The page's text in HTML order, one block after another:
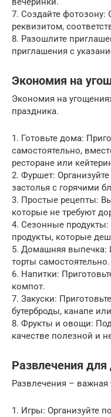
7. Создайте фотозону:
реквизитом,
8. Разошлите
приглашения с
Экономия на
Экономия на
праздника.
1. Готовьте дома:
самостоятельно,
ресторане или
2. Фуршет:
застолья с горячими
3. Простые рецепты:
которые не требуют
4. Сезонные
продукты, которые
5. Домашняя выпечка:
торты самостоятельно.
6. Напитки:
компот.
7. Закуски:
бутерброды, канапе
8. Фрукты и овощи:
качестве полезной и
Развлечения
Развлечения – важная
1. Игры: Организуйте